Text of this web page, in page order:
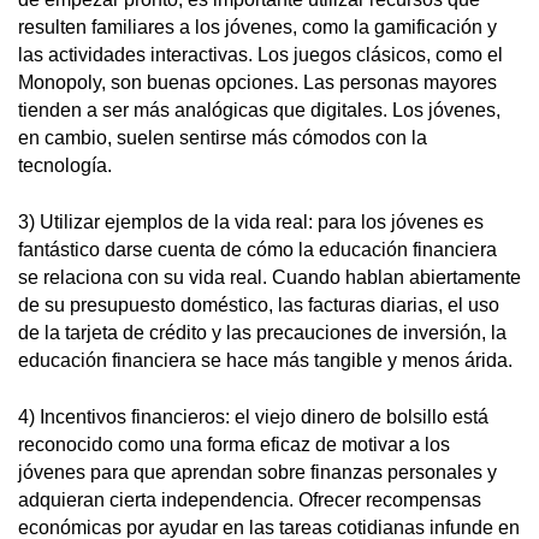
resulten familiares a los jóvenes, como la gamificación y
las actividades interactivas. Los juegos clásicos, como el
Monopoly, son buenas opciones. Las personas mayores
tienden a ser más analógicas que digitales. Los jóvenes,
en cambio, suelen sentirse más cómodos con la
tecnología.
3) Utilizar ejemplos de la vida real: para los jóvenes es
fantástico darse cuenta de cómo la educación financiera
se relaciona con su vida real. Cuando hablan abiertamente
de su presupuesto doméstico, las facturas diarias, el uso
de la tarjeta de crédito y las precauciones de inversión, la
educación financiera se hace más tangible y menos árida.
4) Incentivos financieros: el viejo dinero de bolsillo está
reconocido como una forma eficaz de motivar a los
jóvenes para que aprendan sobre finanzas personales y
adquieran cierta independencia. Ofrecer recompensas
económicas por ayudar en las tareas cotidianas infunde en